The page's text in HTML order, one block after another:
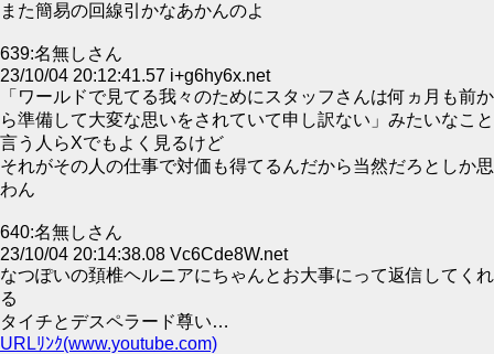
また簡易の回線引かなあかんのよ
639:名無しさん
23/10/04 20:12:41.57 i+g6hy6x.net
「ワールドで見てる我々のためにスタッフさんは何ヵ月も前か
ら準備して大変な思いをされていて申し訳ない」みたいなこと
言う人らXでもよく見るけど
それがその人の仕事で対価も得てるんだから当然だろとしか思
わん
640:名無しさん
23/10/04 20:14:38.08 Vc6Cde8W.net
なつぽいの頚椎ヘルニアにちゃんとお大事にって返信してくれ
る
タイチとデスペラード尊い…
URLﾘﾝｸ(www.youtube.com)